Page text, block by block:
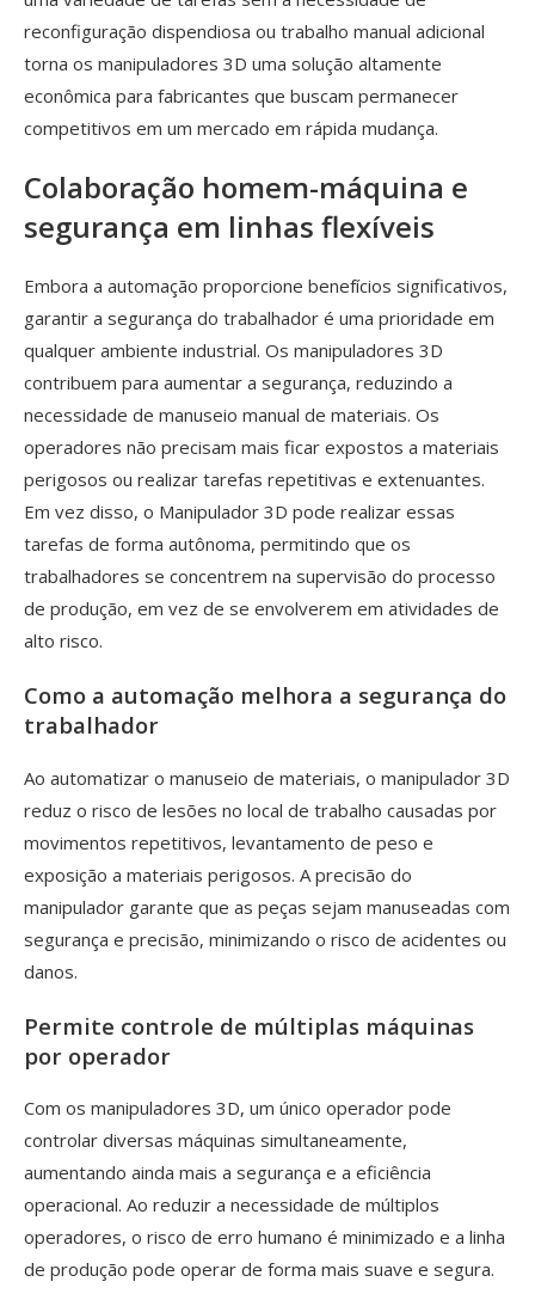
reconfiguração dispendiosa ou trabalho manual adicional
torna os manipuladores 3D uma solução altamente
econômica para fabricantes que buscam permanecer
competitivos em um mercado em rápida mudança.
Colaboração homem-máquina e
segurança em linhas flexíveis
Embora a automação proporcione benefícios significativos,
garantir a segurança do trabalhador é uma prioridade em
qualquer ambiente industrial. Os manipuladores 3D
contribuem para aumentar a segurança, reduzindo a
necessidade de manuseio manual de materiais. Os
operadores não precisam mais ficar expostos a materiais
perigosos ou realizar tarefas repetitivas e extenuantes.
Em vez disso, o Manipulador 3D pode realizar essas
tarefas de forma autônoma, permitindo que os
trabalhadores se concentrem na supervisão do processo
de produção, em vez de se envolverem em atividades de
alto risco.
Como a automação melhora a segurança do
trabalhador
Ao automatizar o manuseio de materiais, o manipulador 3D
reduz o risco de lesões no local de trabalho causadas por
movimentos repetitivos, levantamento de peso e
exposição a materiais perigosos. A precisão do
manipulador garante que as peças sejam manuseadas com
segurança e precisão, minimizando o risco de acidentes ou
danos.
Permite controle de múltiplas máquinas
por operador
Com os manipuladores 3D, um único operador pode
controlar diversas máquinas simultaneamente,
aumentando ainda mais a segurança e a eficiência
operacional. Ao reduzir a necessidade de múltiplos
operadores, o risco de erro humano é minimizado e a linha
de produção pode operar de forma mais suave e segura.